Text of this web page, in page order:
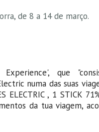
de 8 a 14 de março.
que
numa das suas
ELECTRIC , 1 STICK
da tua viagem,